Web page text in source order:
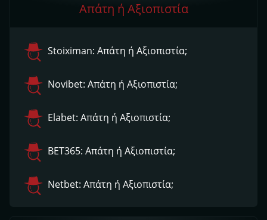
Απάτη ή Αξιοπιστία
Stoiximan: Απάτη ή Αξιοπιστία;
Novibet: Απάτη ή Αξιοπιστία;
Elabet: Απάτη ή Αξιοπιστία;
ΒΕΤ365: Απάτη ή Αξιοπιστία;
Netbet: Απάτη ή Αξιοπιστία;